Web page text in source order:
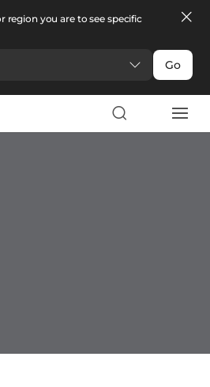
region you are to see specific
Go